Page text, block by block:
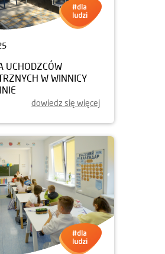
UCHODZCÓW
W WINNICY
dowiedz się więcej